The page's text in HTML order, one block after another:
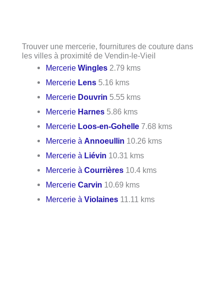
Trouver une mercerie, fournitures de couture dans
les villes à proximité de Vendin-le-Vieil
MercerieWingles 2.79 kms
Mercerie Lens 5.16 kms
Mercerie Douvrin 5.55 kms
Mercerie Harnes 5.86 kms
Mercerie Loos-en-Gohelle 7.68 kms
Mercerie à Annoeullin 10.26 kms
Mercerie à Liévin 10.31 kms
Mercerie àCourrières 10.4 kms
MercerieCarvin 10.69 kms
Mercerie àViolaines 11.11 kms